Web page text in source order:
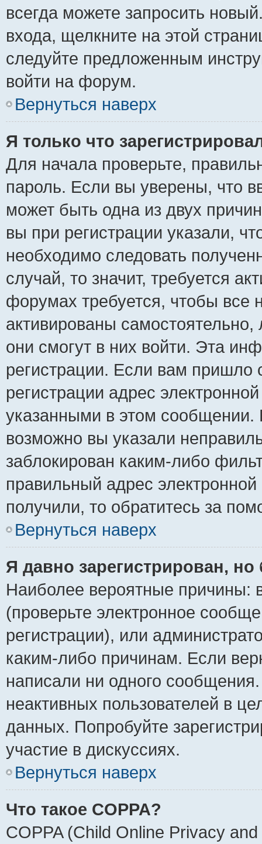
всегда можете запросить
входа, щелкните на этой
следуйте предложенным
войти на форум.
Вернуться наверх
Я только что
Для начала проверьте,
пароль. Если вы уверены, что
может быть одна из двух
вы при регистрации указали,
необходимо следовать
случай, то значит, требуется
форумах требуется, чтобы все
активированы
они смогут в них войти. Эта
регистрации. Если вам
регистрации адрес
указанными в этом
возможно вы указали
заблокирован каким-либо
правильный адрес
получили, то обратитесь за
Вернуться наверх
Я давно зарегистрирован,
Наиболее вероятные причины:
(проверьте электронное
регистрации), или
каким-либо причинам. Если
написали ни одного
неактивных пользователей в
данных. Попробуйте
участие в дискуссиях.
Вернуться наверх
Что такое COPPA?
COPPA (Child Online Privacy